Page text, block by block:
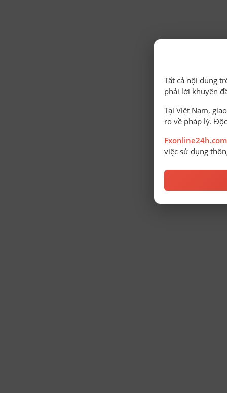
Tất cả nội dung
phải lời khuyên
Tại Việt Nam,
ro về pháp lý.
Fxonline24h.com
việc sử dụng